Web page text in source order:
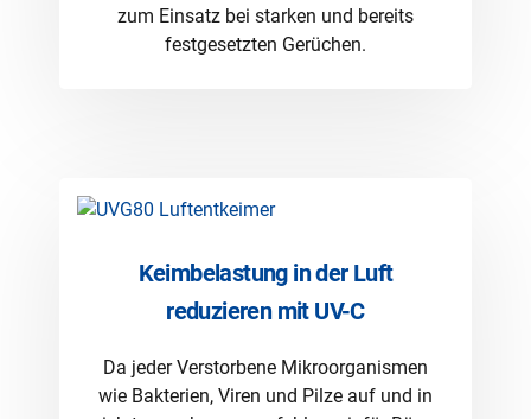
zum Einsatz bei starken und bereits
festgesetzten Gerüchen.
Keimbelastung in der Luft
reduzieren mit UV-C
Da jeder Verstorbene Mikroorganismen
wie Bakterien, Viren und Pilze auf und in